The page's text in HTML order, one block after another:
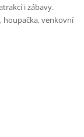
i zábavy.
houpačka, venkovní